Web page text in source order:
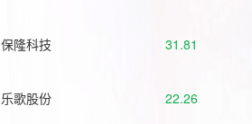
保隆科技 31.81
乐歌股份 22.26